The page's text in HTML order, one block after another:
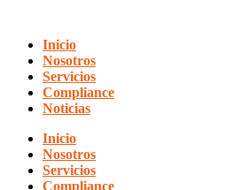
contenido
Inicio
Nosotros
Servicios
Compliance
Noticias
Inicio
Nosotros
Servicios
Compliance